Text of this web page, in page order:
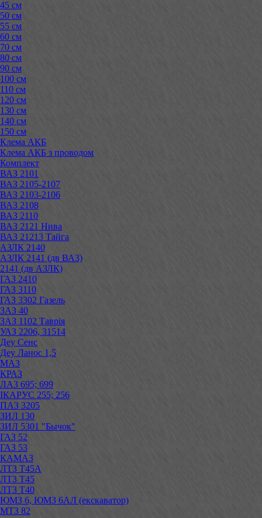
45 см
50 см
55 см
60 см
70 см
80 см
90 см
100 см
110 см
120 см
130 см
140 см
150 см
Клема АКБ
Клема АКБ з проводом
Комплект
ВАЗ 2101
ВАЗ 2105-2107
ВАЗ 2103-2106
ВАЗ 2108
ВАЗ 2110
ВАЗ 2121 Нива
ВАЗ 21213 Тайга
АЗЛК 2140
АЗЛК 2141 (дв ВАЗ)
2141 (дв АЗЛК)
ГАЗ 2410
ГАЗ 3110
ГАЗ 3302 Газель
ЗАЗ 40
ЗАЗ 1102 Таврія
УАЗ 2206, 31514
Деу Сенс
Деу Ланос 1,5
МАЗ
КРАЗ
ЛАЗ 695; 699
ІКАРУС 255; 256
ПАЗ 3205
ЗИЛ 130
ЗИЛ 5301 "Бычок"
ГАЗ 52
ГАЗ 53
КАМАЗ
ЛТЗ Т45А
ЛТЗ Т45
ЛТЗ Т40
ЮМЗ 6, ЮМЗ 6АЛ (екскаватор)
МТЗ 82